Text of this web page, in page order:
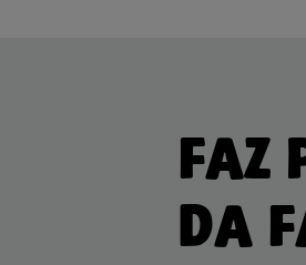
FAZ
DA